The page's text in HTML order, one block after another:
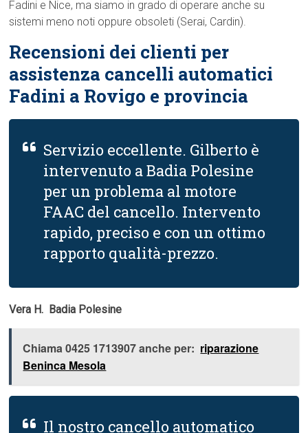
Fadini e Nice, ma siamo in grado di operare anche su
sistemi meno noti oppure obsoleti (Serai, Cardin).
Recensioni dei clienti per
assistenza cancelli automatici
Fadini a Rovigo e provincia
Servizio eccellente. Gilberto è
intervenuto a Badia Polesine
per un problema al motore
FAAC del cancello. Intervento
rapido, preciso e con un ottimo
rapporto qualità-prezzo.
Vera H.  Badia Polesine
Chiama 0425 1713907 anche per: riparazione
Beninca Mesola
Il nostro cancello automatico